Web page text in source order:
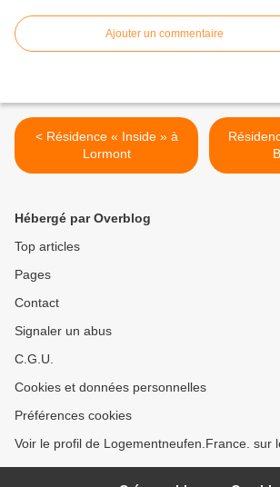
Ajouter un commentaire
< Résidence « Inside » à
Lormont
Hébergé par Overblog
Top articles
Pages
Contact
Signaler un abus
C.G.U.
Cookies et données personnelles
Préférences cookies
Voir le profil de Logementneufen.France. sur